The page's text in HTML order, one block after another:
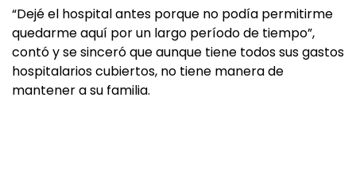
“Dejé el hospital antes porque no podía permitirme
quedarme aquí por un largo período de tiempo”,
contó y se sinceró que aunque tiene todos sus gastos
hospitalarios cubiertos, no tiene manera de
mantener a su familia.